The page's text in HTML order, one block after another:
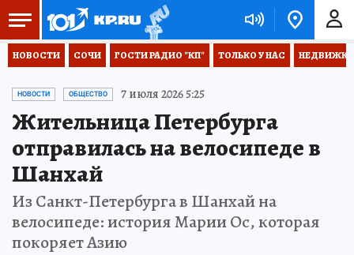
НОВОСТИ СОЧИ ГОСТИ РАДИО "КП" ТОЛЬКО У НАС НЕДВИЖКА
НОВОСТИ ОБЩЕСТВО 7 июля 2026 5:25
Жительница Петербурга
отправилась на велосипеде в
Шанхай
Из Санкт-Петербурга в Шанхай на
велосипеде: история Марии Ос, которая
покоряет Азию